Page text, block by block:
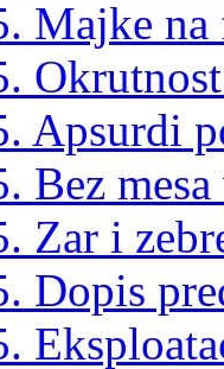
Majke na
Apsurdi
Bez
Zar i
Dopis